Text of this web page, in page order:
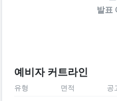
발표
예비자 커트라인
유형 면적 공